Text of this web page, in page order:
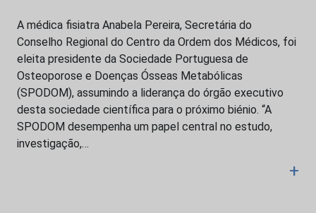
A médica fisiatra Anabela Pereira, Secretária do
Conselho Regional do Centro da Ordem dos Médicos, foi
eleita presidente da Sociedade Portuguesa de
Osteoporose e Doenças Ósseas Metabólicas
(SPODOM), assumindo a liderança do órgão executivo
desta sociedade científica para o próximo biénio. “A
SPODOM desempenha um papel central no estudo,
investigação,…
+